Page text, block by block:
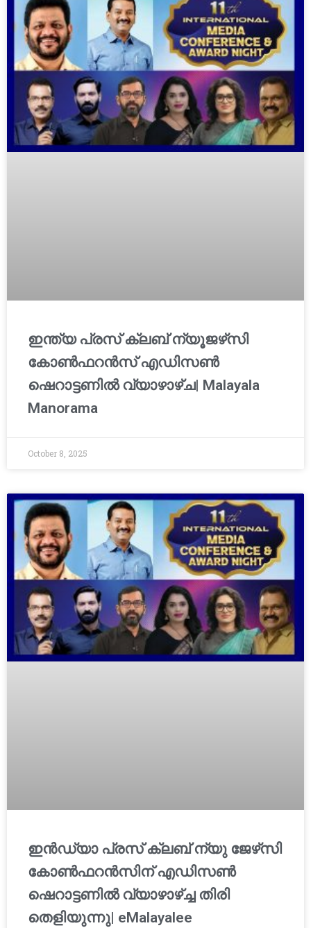
ഇന്ത്യ പ്രസ് ക്ലബ് ന്യൂജഴ്‌സി
കോണ്‍ഫറന്‍സ് എഡിസൺ
ഷെറാട്ടണിൽ വ്യാഴാഴ്ച| Malayala
Manorama
October 8, 2025
ഇൻഡ്യാ പ്രസ് ക്ലബ് ന്യു ജേഴ്‌സി
കോണ്‍ഫറന്‍സിന് എഡിസൺ
ഷെറാട്ടണിൽ വ്യാഴാഴ്ച്ച തിരി
തെളിയുന്നു| eMalayalee